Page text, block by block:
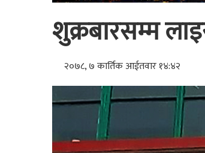
शुक्रबारसम्म
२०७८, ७ कार्तिक आईतवार १४:४२